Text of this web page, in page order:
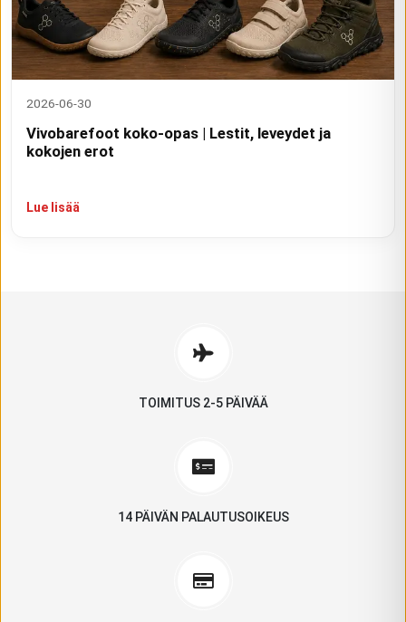
2026-06-30
Vivobarefoot koko-opas | Lestit, leveydet ja
kokojen erot
Lue lisää
TOIMITUS 2-5 PÄIVÄÄ
14 PÄIVÄN PALAUTUSOIKEUS